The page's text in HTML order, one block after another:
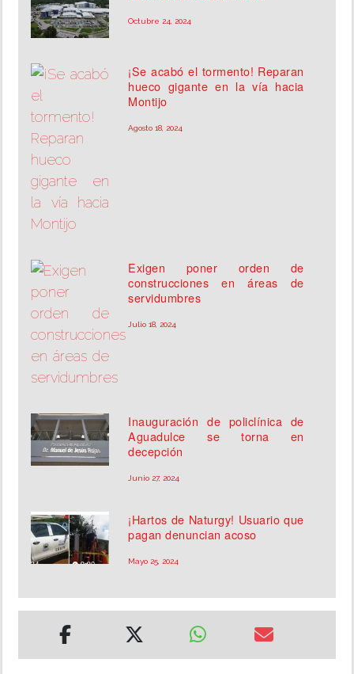
Octubre 24, 2024
¡Se acabó el tormento! Reparan
hueco gigante en la vía hacia
Montijo
Agosto 18, 2024
Exigen poner orden de
construcciones en áreas de
servidumbres
Julio 18, 2024
Inauguración de policlínica de
Aguadulce se torna en
decepción
Junio 27, 2024
¡Hartos de Naturgy! Usuario que
pagan denuncian acoso
Mayo 25, 2024